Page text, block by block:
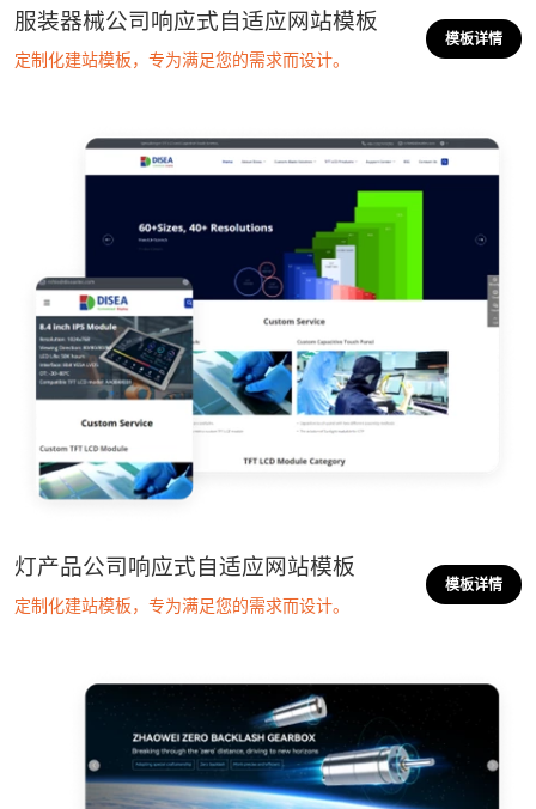
服装器械公司响应式自适应网站模板
定制化建站模板，专为满足您的需求而设计。
模板详情
灯产品公司响应式自适应网站模板
定制化建站模板，专为满足您的需求而设计。
模板详情